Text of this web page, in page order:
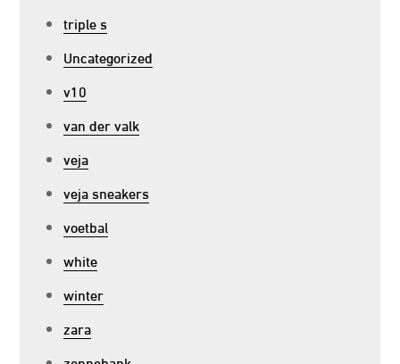
triple s
Uncategorized
v10
van der valk
veja
veja sneakers
voetbal
white
winter
zara